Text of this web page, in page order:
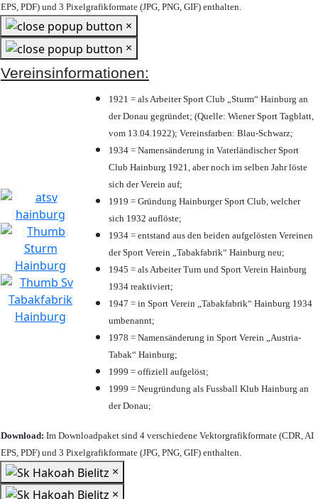
EPS, PDF) und 3 Pixelgrafikformate (JPG, PNG, GIF) enthalten.
×
×
Vereinsinformationen:
1921 = als Arbeiter Sport Club „Sturm“ Hainburg an
der Donau gegründet; (Quelle: Wiener Sport Tagblatt,
vom 13.04.1922); Vereinsfarben: Blau-Schwarz;
1934 = Namensänderung in Vaterländischer Sport
Club Hainburg 1921, aber noch im selben Jahr löste
sich der Verein auf;
1919 = Gründung Hainburger Sport Club, welcher
sich 1932 auflöste;
1934 = entstand aus den beiden aufgelösten Vereinen
der Sport Verein „Tabakfabrik“ Hainburg neu;
1945 = als Arbeiter Turn und Sport Verein Hainburg
1934 reaktiviert;
1947 = in Sport Verein „Tabakfabrik“ Hainburg 1934
umbenannt;
1978 = Namensänderung in Sport Verein „Austria-
Tabak“ Hainburg;
1999 = offiziell aufgelöst;
1999 = Neugründung als Fussball Klub Hainburg an
der Donau;
Download: Im Downloadpaket sind 4 verschiedene Vektorgrafikformate (CDR, AI
EPS, PDF) und 3 Pixelgrafikformate (JPG, PNG, GIF) enthalten.
×
×